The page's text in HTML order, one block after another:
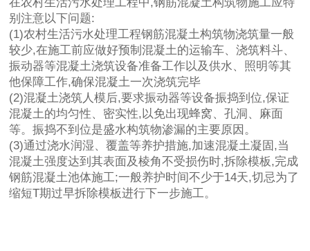
在农村生活污水处理工程中,钢筋混凝土构筑物施工应特
别注意以下问题:
(1)农村生活污水处理工程钢筋混凝土构筑物浇筑量一般
较少,在施工前应做好预制混凝土的运输车、浇筑料斗、
振动器等混凝土浇筑设备准备工作以及供水、照明等其
他保障工作,确保混凝土一次浇筑完毕
(2)混凝土浇筑人模后,要求振动器等设备振捣到位,保证
混凝土的均匀性、密实性,以免出现蜂窝、孔洞、麻面
等。振捣不到位是盛水构筑物渗漏的主要原因。
(3)通过浇水润湿、覆盖等养护措施,加速混凝土凝固,当
混凝土强度达到其表面及棱角不受损伤时,拆除模板,完成
钢筋混凝土池体施工;一般养护时间不少于14天,切忌为了
缩短T期过早拆除模板进行下一步施工。